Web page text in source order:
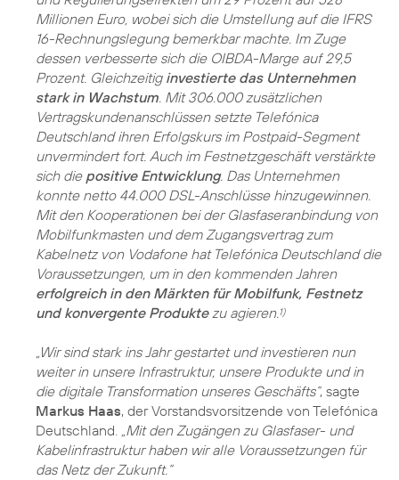
Millionen Euro, wobei sich die Umstellung auf die IFRS
16-Rechnungslegung bemerkbar machte. Im Zuge
dessen verbesserte sich die OIBDA-Marge auf 29,5
Prozent. Gleichzeitig investierte das Unternehmen
stark in Wachstum. Mit 306.000 zusätzlichen
Vertragskundenanschlüssen setzte Telefónica
Deutschland ihren Erfolgskurs im Postpaid-Segment
unvermindert fort. Auch im Festnetzgeschäft verstärkte
sich die positive Entwicklung. Das Unternehmen
konnte netto 44.000 DSL-Anschlüsse hinzugewinnen.
Mit den Kooperationen bei der Glasfaseranbindung von
Mobilfunkmasten und dem Zugangsvertrag zum
Kabelnetz von Vodafone hat Telefónica Deutschland die
Voraussetzungen, um in den kommenden Jahren
erfolgreich in den Märkten für Mobilfunk, Festnetz
und konvergente Produktezu agieren.1)
„Wir sind stark ins Jahr gestartet und investieren nun
weiter in unsere Infrastruktur, unsere Produkte und in
die digitale Transformation unseres Geschäfts“, sagte
Markus Haas, der Vorstandsvorsitzende von Telefónica
Deutschland. „Mit den Zugängen zu Glasfaser- und
Kabelinfrastruktur haben wir alle Voraussetzungen für
das Netz der Zukunft.“